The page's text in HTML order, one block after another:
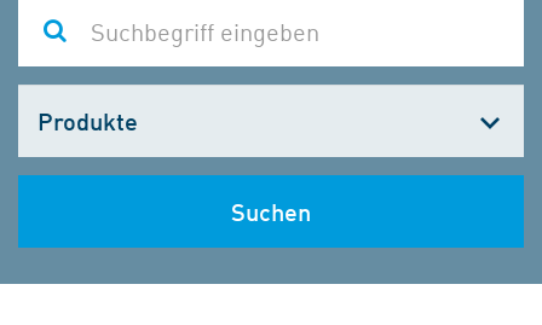
wählen
Suchen